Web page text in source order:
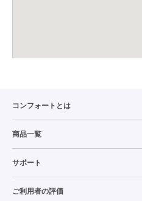
コンフォートとは
商品一覧
サポート
ご利用者の評価